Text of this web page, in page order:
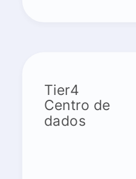
Tier4
Centro de
dados